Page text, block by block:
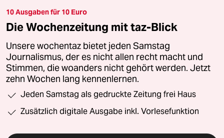
10 Ausgaben für 10 Euro
Die Wochenzeitung mit taz-Blick
Unsere wochentaz bietet jeden Samstag
Journalismus, der es nicht allen recht macht und
Stimmen, die woanders nicht gehört werden. Jetzt
zehn Wochen lang kennenlernen.
Jeden Samstag als gedruckte Zeitung frei Haus
Zusätzlich digitale Ausgabe inkl. Vorlesefunktion